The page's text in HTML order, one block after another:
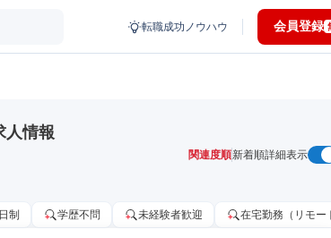
転職成功ノウハウ 会員登録
人情報
関連度順新着順詳細表示
制 学歴不問 未経験者歓迎 在宅勤務（リモー